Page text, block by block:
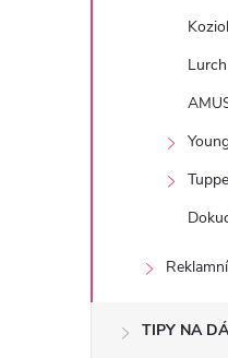
Koziol
Lurch
TIPY NA